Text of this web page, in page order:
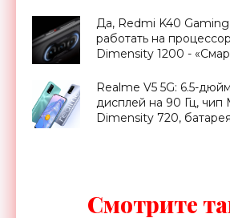
Да, Redmi K40
работать на
Dimensity 1200 -
Realme V5 5G: 6.5-
дисплей на 90 Гц, чип
Dimensity 720,
Смотрите